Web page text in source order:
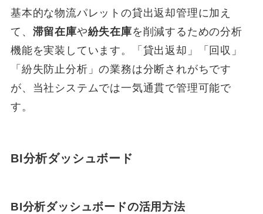
基本的な物流パレットの貸出返却管理に加え
て、 滞留在庫や紛失在庫を削減するための分析
機能を実装しています。「貸出返却」「回収」
「紛失防止分析」の業務は分断されがちです
が、当社システムでは一気通貫で管理可能で
す。
BI分析ダッシュボード
BI分析ダッシュボードの活用方法